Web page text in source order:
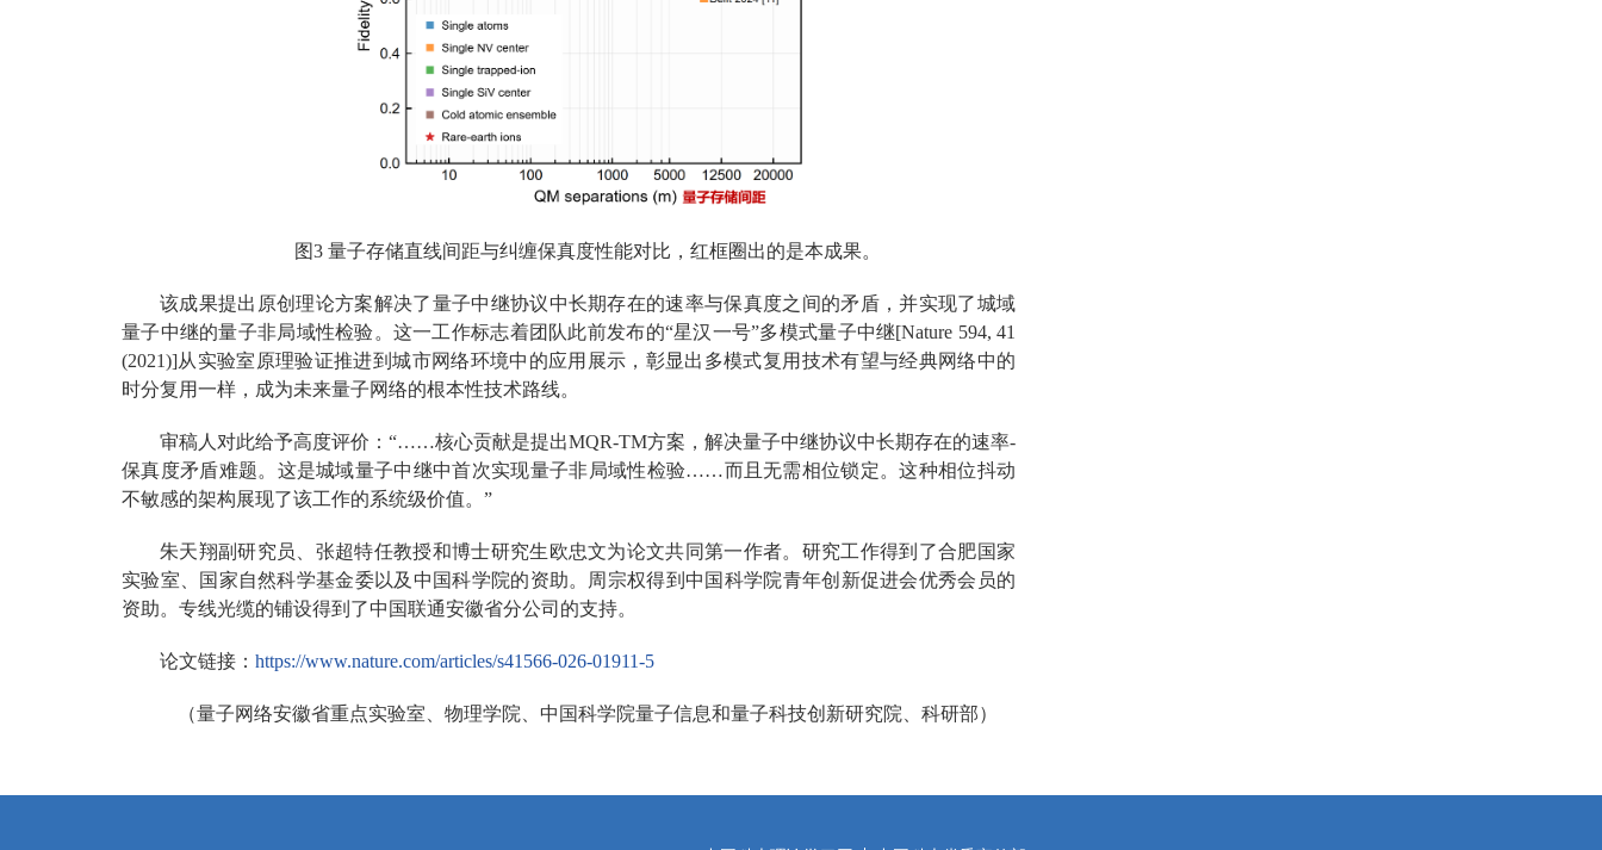
图3 量子存储直线间距与纠缠保真度性能对比，红框圈出的是本成果。
该成果提出原创理论方案解决了量子中继协议中长期存在的速率与保真度之间的矛盾，并实现了城域
量子中继的量子非局域性检验。这一工作标志着团队此前发布的“星汉一号”多模式量子中继[Nature 594, 41
(2021)]从实验室原理验证推进到城市网络环境中的应用展示，彰显出多模式复用技术有望与经典网络中的
时分复用一样，成为未来量子网络的根本性技术路线。
审稿人对此给予高度评价：“……核心贡献是提出MQR-TM方案，解决量子中继协议中长期存在的速率-
保真度矛盾难题。这是城域量子中继中首次实现量子非局域性检验……而且无需相位锁定。这种相位抖动
不敏感的架构展现了该工作的系统级价值。”
朱天翔副研究员、张超特任教授和博士研究生欧忠文为论文共同第一作者。研究工作得到了合肥国家
实验室、国家自然科学基金委以及中国科学院的资助。周宗权得到中国科学院青年创新促进会优秀会员的
资助。专线光缆的铺设得到了中国联通安徽省分公司的支持。
论文链接： https://www.nature.com/articles/s41566-026-01911-5
（量子网络安徽省重点实验室、物理学院、中国科学院量子信息和量子科技创新研究院、科研部）